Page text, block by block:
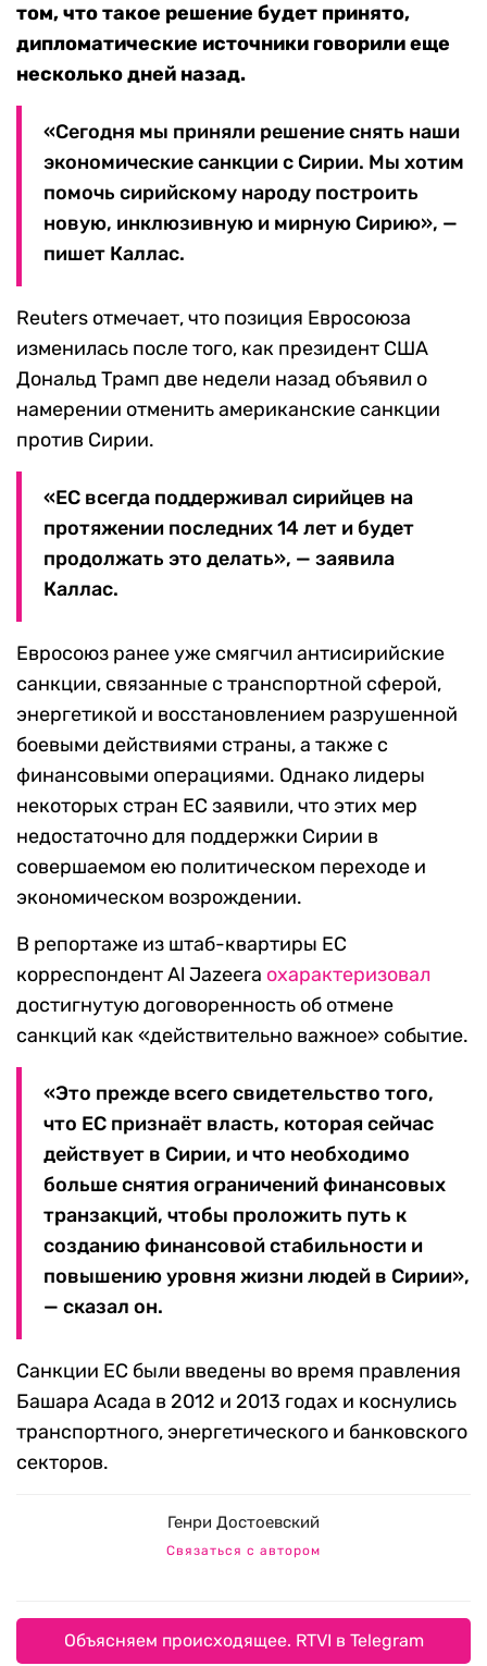
том, что такое решение будет принято,
дипломатические источники говорили еще
несколько дней назад.
«Сегодня мы приняли решение снять наши
экономические санкции с Сирии. Мы хотим
помочь сирийскому народу построить
новую, инклюзивную и мирную Сирию», —
пишет Каллас.
Reuters отмечает, что позиция Евросоюза
изменилась после того, как президент США
Дональд Трамп две недели назад объявил о
намерении отменить американские санкции
против Сирии.
«ЕС всегда поддерживал сирийцев на
протяжении последних 14 лет и будет
продолжать это делать», — заявила
Каллас.
Евросоюз ранее уже смягчил антисирийские
санкции, связанные с транспортной сферой,
энергетикой и восстановлением разрушенной
боевыми действиями страны, а также с
финансовыми операциями. Однако лидеры
некоторых стран ЕС заявили, что этих мер
недостаточно для поддержки Сирии в
совершаемом ею политическом переходе и
экономическом возрождении.
В репортаже из штаб-квартиры ЕС
корреспондент Al Jazeera охарактеризовал
достигнутую договоренность об отмене
санкций как «действительно важное» событие.
«Это прежде всего свидетельство того,
что ЕС признаёт власть, которая сейчас
действует в Сирии, и что необходимо
больше снятия ограничений финансовых
транзакций, чтобы проложить путь к
созданию финансовой стабильности и
повышению уровня жизни людей в Сирии»,
— сказал он.
Санкции ЕС были введены во время правления
Башара Асада в 2012 и 2013 годах и коснулись
транспортного, энергетического и банковского
секторов.
Генри Достоевский
Связаться с автором
Объясняем происходящее. RTVI в Telegram